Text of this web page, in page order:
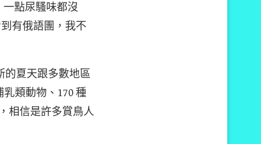
點尿騷味都沒
有俄語團，我不
的夏天跟多數地區
類動物、170 種
相信是許多賞鳥人